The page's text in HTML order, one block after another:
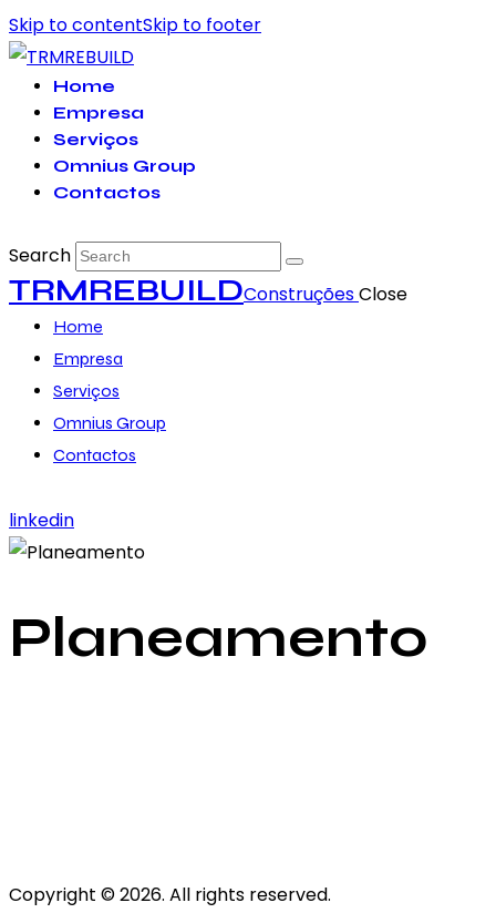
Skip to contentSkip to footer
Home
Empresa
Serviços
Omnius Group
Contactos
Search
TRMREBUILDConstruçõesClose
Home
Empresa
Serviços
Omnius Group
Contactos
linkedin
Planeamento
Copyright © 2026. All rights reserved.